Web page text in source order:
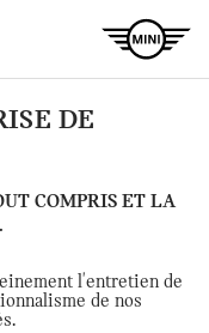
DE
COMPRIS ET LA
l'entretien de
de nos